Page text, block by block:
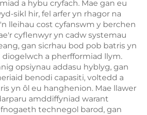
a hybu cryfach. Mae gan eu
sikl hir, fel arfer yn rhagor na
lleihau cost cyfanswm y berchen
cyflenwyr yn cadw systemau
gan sicrhau bod pob batris yn
diogelwch a pherfformiad llym.
opsiynau addasu hyblyg, gan
benodi capasiti, voltedd a
yn ôl eu hanghenion. Mae llawer
amddiffyniad warant
technegol barod, gan